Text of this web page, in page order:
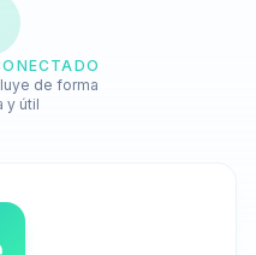
de forma
y útil